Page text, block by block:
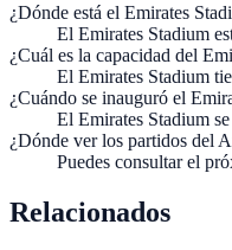
¿Dónde está el Emirates
El Emirates Stadium
¿Cuál es la capacidad del
El Emirates Stadium
¿Cuándo se inauguró el
El Emirates Stadium
¿Dónde ver los partidos del
Puedes consultar el
Relacionados